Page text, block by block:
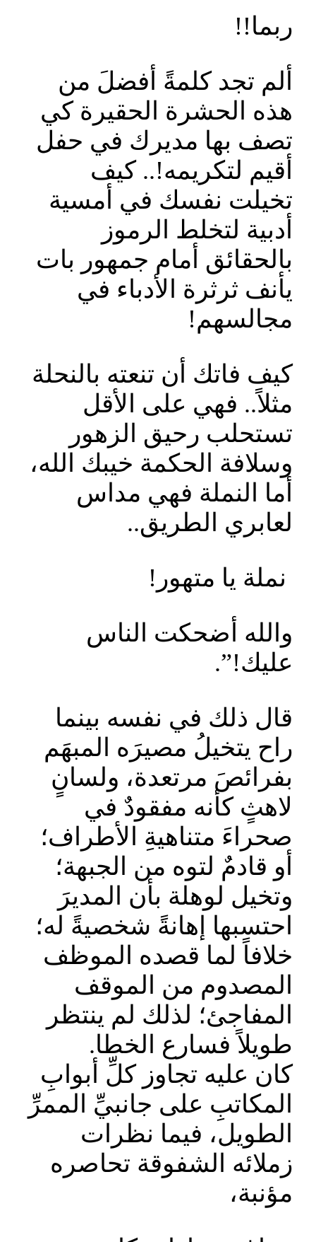
ربما!!
ألم تجد كلمةً أفضلَ من
هذه الحشرة الحقيرة كي
تصف بها مديرك في حفل
أقيم لتكريمه!.. كيف
تخيلت نفسك في أمسية
أدبية لتخلط الرموز
بالحقائق أمام جمهور بات
يأنف ثرثرة الأدباء في
مجالسهم!
كيف فاتك أن تنعته بالنحلة
مثلاً.. فهي على الأقل
تستحلب رحيق الزهور
وسلافة الحكمة خيبك الله،
أما النملة فهي مداس
لعابري الطريق..
نملة يا متهور!
والله أضحكت الناس
عليك!”.
قال ذلك في نفسه بينما
راح يتخيلُ مصيرَه المبهَم
بفرائصَ مرتعدة، ولسانٍ
لاهثٍ كأنه مفقودٌ في
صحراءَ متناهيةِ الأطراف؛
أو قادمٌ لتوه من الجبهة؛
وتخيل لوهلة بأن المديرَ
احتسبها إهانةً شخصيةً له؛
خلافاً لما قصده الموظف
المصدوم من الموقف
المفاجئ؛ لذلك لم ينتظر
طويلاً فسارع الخطا.
كان عليه تجاوز كلِّ أبوابِ
المكاتبِ على جانبيِّ الممرِّ
الطويل، فيما نظرات
زملائه الشفوقة تحاصره
مؤنبة،